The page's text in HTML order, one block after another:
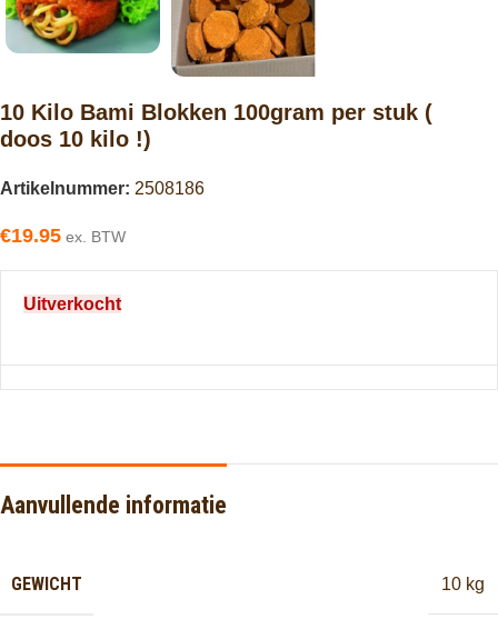
10 Kilo Bami Blokken 100gram per stuk (
doos 10 kilo !)
Artikelnummer: 2508186
€19.95 ex. BTW
Uitverkocht
Aanvullende informatie
GEWICHT 10 kg